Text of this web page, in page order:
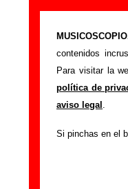
contenidos
Para visitar la
política de
aviso legal .
Si pinchas en el
El Inquilino
Portada >El
Si tienes
siguiente
colaboración.
Nombre: